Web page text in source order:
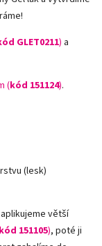
GLET0211) a
(kód 151124).
(lesk)
aplikujeme větší
kód 151105), poté ji